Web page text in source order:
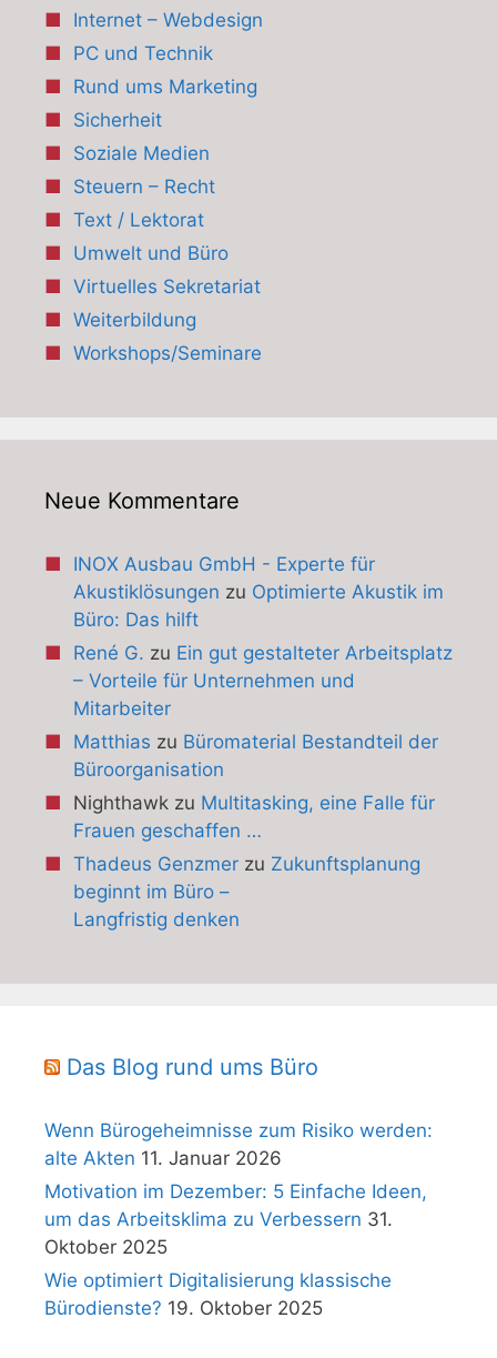
Internet – Webdesign
PC und Technik
Rund ums Marketing
Sicherheit
Soziale Medien
Steuern – Recht
Text / Lektorat
Umwelt und Büro
Virtuelles Sekretariat
Weiterbildung
Workshops/Seminare
Neue Kommentare
INOX Ausbau GmbH - Experte für
Akustiklösungen zu Optimierte Akustik im
Büro: Das hilft
René G. zu Ein gut gestalteter Arbeitsplatz
– Vorteile für Unternehmen und
Mitarbeiter
Matthias zu Büromaterial Bestandteil der
Büroorganisation
Nighthawkzu Multitasking, eine Falle für
Frauen geschaffen …
Thadeus Genzmerzu Zukunftsplanung
beginnt im Büro –
Langfristig denken
Das Blog rund ums Büro
Wenn Bürogeheimnisse zum Risiko werden:
alte Akten 11. Januar 2026
Motivation im Dezember: 5 Einfache Ideen,
um das Arbeitsklima zu Verbessern 31.
Oktober 2025
Wie optimiert Digitalisierung klassische
Bürodienste? 19. Oktober 2025